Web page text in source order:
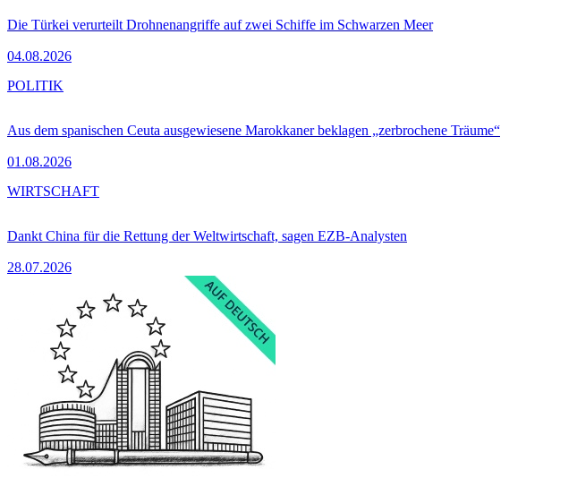
Die Türkei verurteilt Drohnenangriffe auf zwei Schiffe im Schwarzen Meer
04.08.2026
Aus dem spanischen Ceuta ausgewiesene Marokkaner beklagen „zerbrochene Träume“
01.08.2026
POLITIK
Dankt China für die Rettung der Weltwirtschaft, sagen EZB-Analysten
28.07.2026
WIRTSCHAFT